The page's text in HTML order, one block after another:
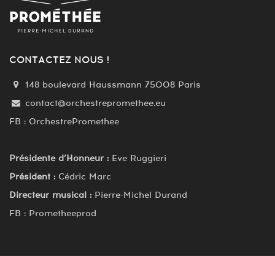
CONTACTEZ NOUS !
148 boulevard Haussmann 75008 Paris
contact@orchestrepromethee.eu
FB : OrchestrePromethee
Présidente d’Honneur : Eve Ruggieri
Président : Cédric Marc
Directeur musical : Pierre-Michel Durand
FB : Prometheeprod